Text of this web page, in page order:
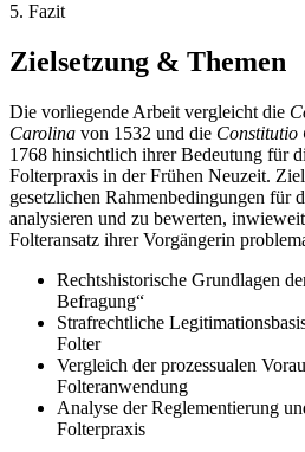
5. Fazit
Zielsetzung & Themen
Die vorliegende Arbeit vergleicht die
Carolina von 1532 und die Constitutio
1768 hinsichtlich ihrer Bedeutung für
Folterpraxis in der Frühen Neuzeit.
gesetzlichen Rahmenbedingungen für
analysieren und zu bewerten,
Folteransatz ihrer Vorgängerin
Rechtshistorische Grundlagen
Befragung“
Strafrechtliche
Folter
Vergleich der prozessualen
Folteranwendung
Analyse der Reglementierung
Folterpraxis